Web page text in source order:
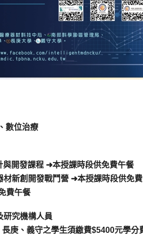
數位治療
與開發課程 ➜本授課時段供免費午餐
材新創開發戰鬥營 ➜本授課時段供免
費午餐
研究機構人員
庚、義守之學生須繳費$5400元學分